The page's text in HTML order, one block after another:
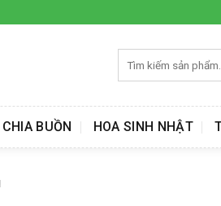
kiếm:
BUỒN HOA SINH NHẬT